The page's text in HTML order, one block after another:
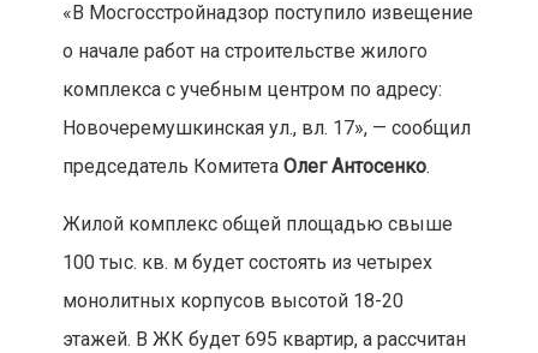
«В Мосгосстройнадзор поступило извещение
о начале работ на строительстве жилого
комплекса с учебным центром по адресу:
Новочеремушкинская ул., вл. 17», — сообщил
председатель Комитета Олег Антосенко.
Жилой комплекс общей площадью свыше
100 тыс. кв. м будет состоять из четырех
монолитных корпусов высотой 18-20
этажей. В ЖК будет 695 квартир, а рассчитан